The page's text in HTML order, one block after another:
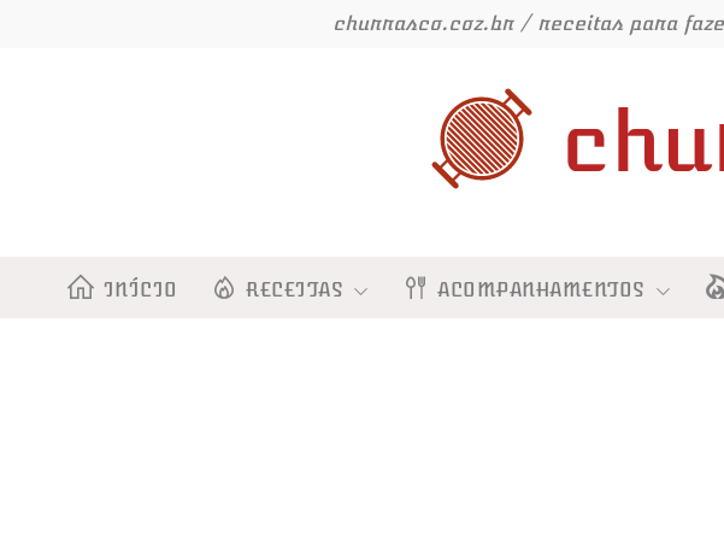
churrasco.coz.br / receitas para
INÍCIO RECEITAS ACOMPANHAMENTOS